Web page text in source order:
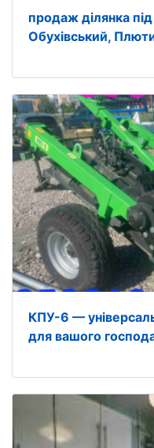
продаж ділянка
Обухівський,
КПУ-6 —
для вашого